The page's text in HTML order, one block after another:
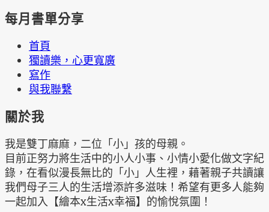
每月書單分享
首頁
獨讀樂，心更寬廣
寫作
與我聯繫
關於我
我是雙丁麻麻，二位「小」孩的母親。
目前正努力將生活中的小人小事、小情小愛化做文字紀
錄，在看似漫長無比的「小」人生裡，藉著親子共讀讓
我們母子三人的生活增添許多滋味！希望有更多人能夠
一起加入【繪本x生活x幸福】的愉悅氛圍！